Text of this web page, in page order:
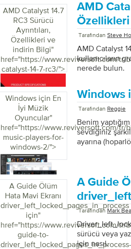
Bu bu
yoluyla
bu başvuruları
etkisi nedir?
tür […]
AMD Catalyst 14.7
RC3 Sürücü
Ayrıntıları,
Özellikleri ve
indirin Bilgi"
href="https://www.reviversoft.com/tr/
catalyst-14-7-rc3/">
AMD
Tarafından Steve
AMD Catalyst
kullanıcıların
nerede bulun.
Windows için En
İyi Müzik
Oyuncular"
href="https://www.reviversoft.com/tr/
music-players-for-
windows-2/">
Windows
Tarafından Reggie
Benim
sevdiğiniz
ayarına
şey
müzik
Windows
liste
Bu konuda
A Guide Ölüm
Hata Mavi Ekranı
driver_left_locked_pages_in_process
için"
href="https://www.reviversoft.com/tr/
guide-to-
driver_left_locked_pages_in_process-
A Guide
Tarafından Mark
sürücü veya
için nasıl.